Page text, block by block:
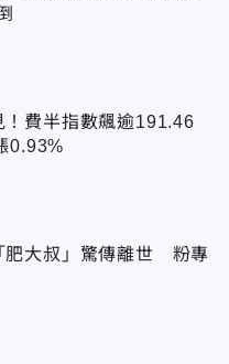
！費半指數飆逾191.46
0.93%
肥大叔」驚傳離世 粉專